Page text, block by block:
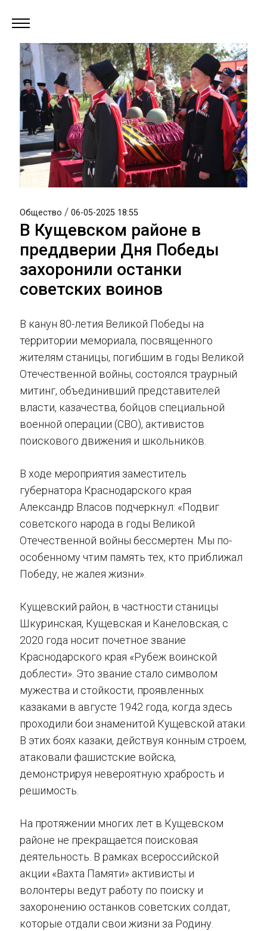
Общество / 06-05-2025 18:55
В Кущевском районе в
преддверии Дня Победы
захоронили останки
советских воинов
В канун 80-летия Великой Победы на
территории мемориала, посвященного
жителям станицы, погибшим в годы Великой
Отечественной войны, состоялся траурный
митинг, объединивший представителей
власти, казачества, бойцов специальной
военной операции (СВО), активистов
поискового движения и школьников.
В ходе мероприятия заместитель
губернатора Краснодарского края
Александр Власов подчеркнул: «Подвиг
советского народа в годы Великой
Отечественной войны бессмертен. Мы по-
особенному чтим память тех, кто приближал
Победу, не жалея жизни».
Кущевский район, в частности станицы
Шкуринская, Кущевская и Канеловская, с
2020 года носит почетное звание
Краснодарского края «Рубеж воинской
доблести». Это звание стало символом
мужества и стойкости, проявленных
казаками в августе 1942 года, когда здесь
проходили бои знаменитой Кущевской атаки.
В этих боях казаки, действуя конным строем,
атаковали фашистские войска,
демонстрируя невероятную храбрость и
решимость.
На протяжении многих лет в Кущевском
районе не прекращается поисковая
деятельность. В рамках всероссийской
акции «Вахта Памяти» активисты и
волонтеры ведут работу по поиску и
захоронению останков советских солдат,
которые отдали свои жизни за Родину.